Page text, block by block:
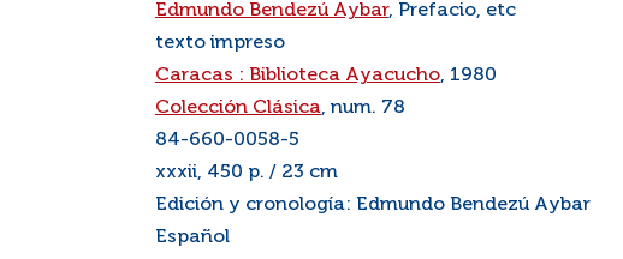
Edmundo Bendezú Aybar, Prefacio, etc
texto impreso
Caracas : Biblioteca Ayacucho, 1980
Colección Clásica, num. 78
84-660-0058-5
xxxii, 450 p. / 23 cm
Edición y cronología: Edmundo Bendezú Aybar
Español